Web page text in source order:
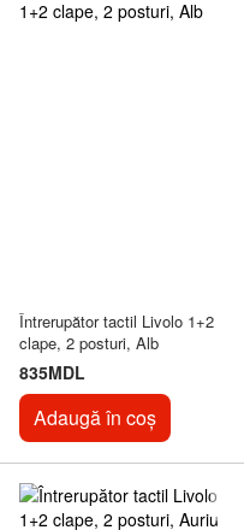
Întrerupător tactil Livolo 1+2
clape, 2 posturi, Alb
835MDL
Adaugă în coș